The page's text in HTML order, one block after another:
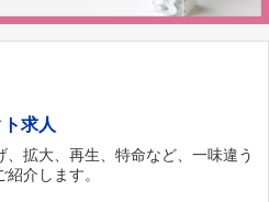
求人
、拡大、再生、特命など、一味違う
介します。